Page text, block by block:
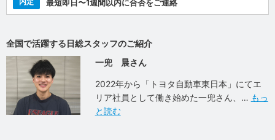
最短即日〜1週間以内に合否をご連絡
全国で活躍する日総スタッフのご紹介
一兜 晨さん
2022年から「トヨタ自動車東日本」にてエ
リア社員として働き始めた一兜さん、
もっ
と読む